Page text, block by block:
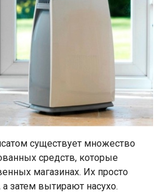
существует множество
средств, которые
магазинах. Их просто
затем вытирают насухо.